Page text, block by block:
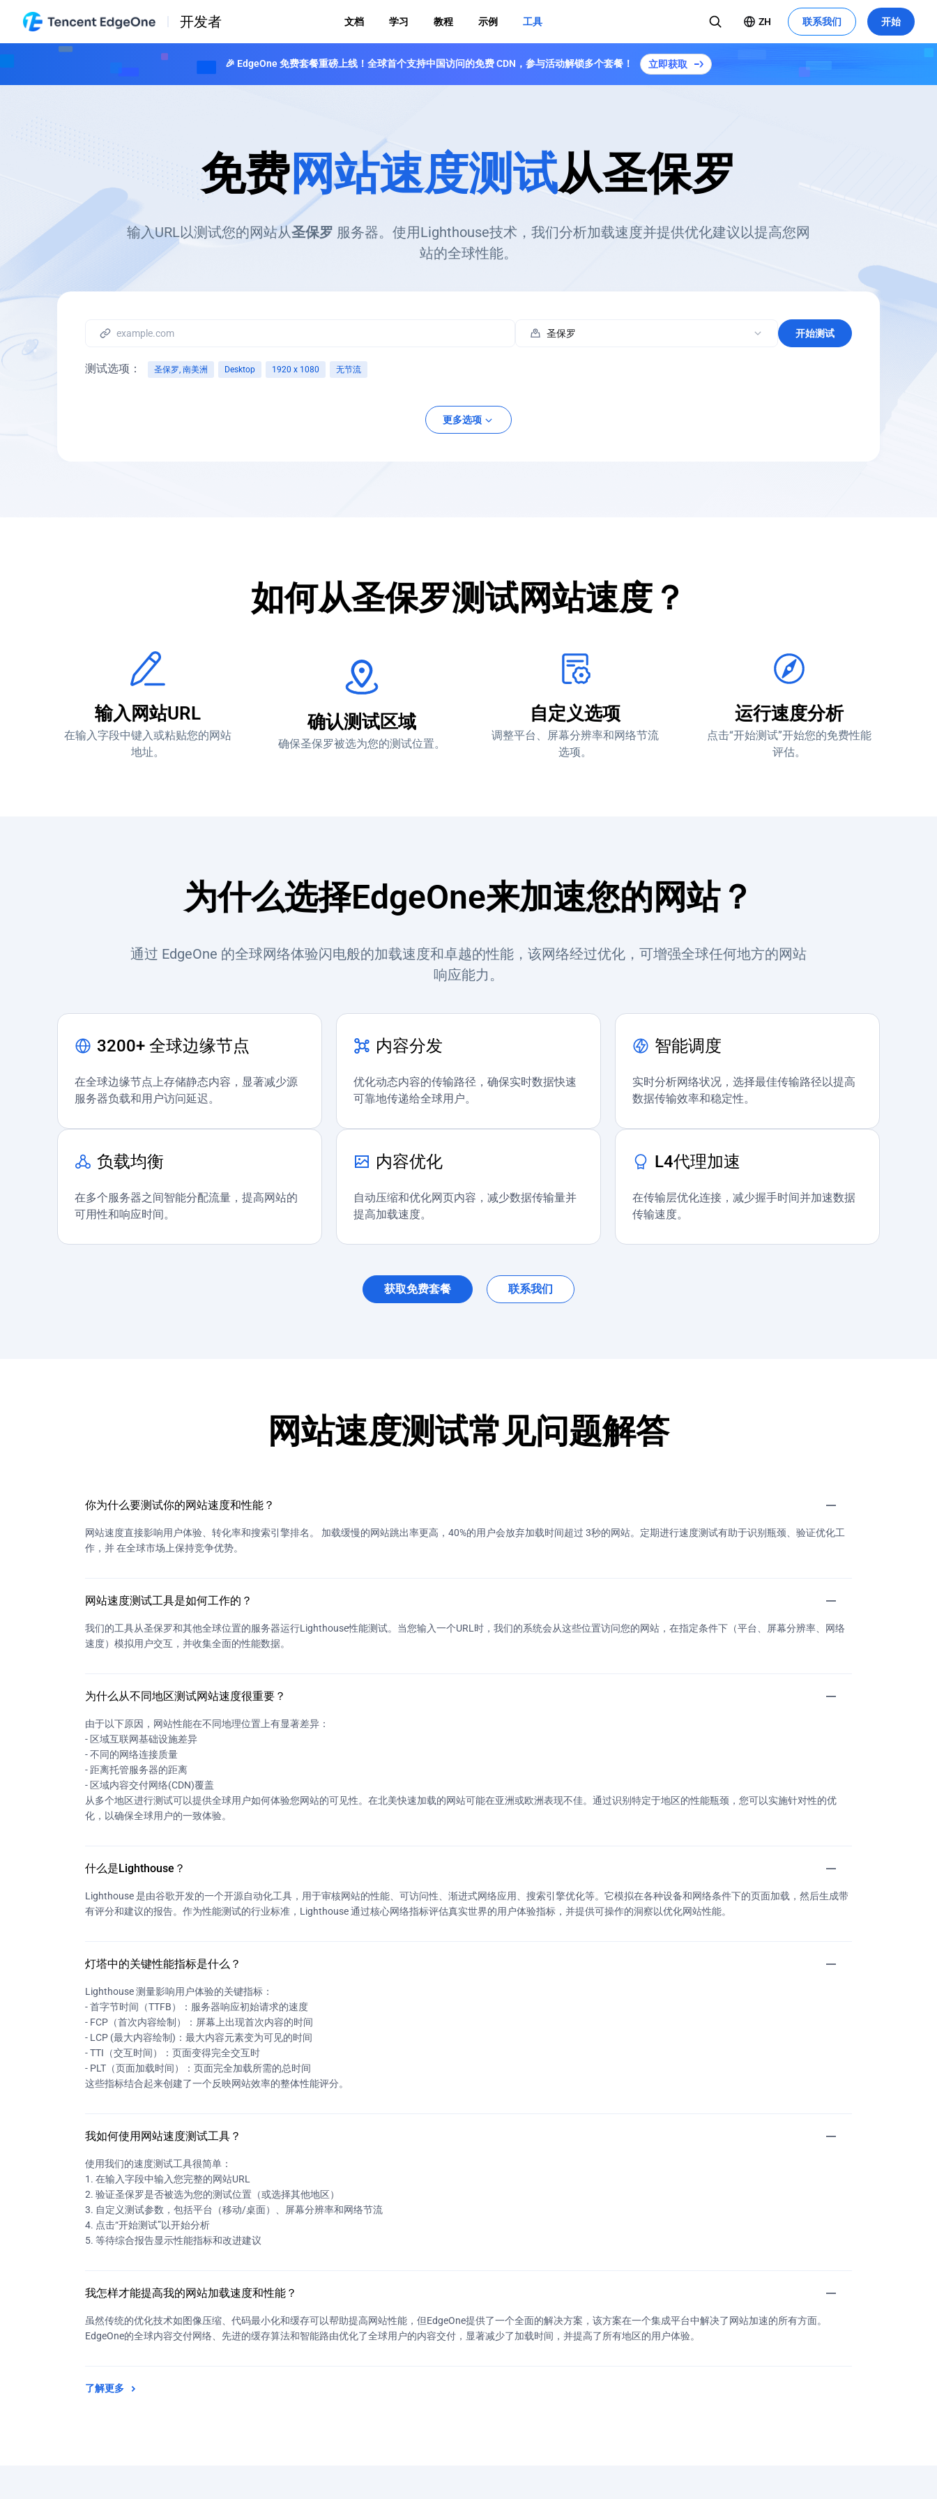
开发者 文档 学习 教程 示例 工具 ZH 联系我们 开始
🎉 EdgeOne 免费套餐重磅上线！全球首个支持中国访问的免费 CDN，参与活动解锁多个套餐！ 立即获取
免费网站速度测试从圣保罗
输入URL以测试您的网站从圣保罗 服务器。使用Lighthouse技术，我们分析加载速度并提供优化建议以提高您网
站的全球性能。
开始测试
测试选项： 圣保罗, 南美洲 Desktop 1920 x 1080 无节流
移动设备更多选项
如何从圣保罗测试网站速度？
输入网站URL
在输入字段中键入或粘贴您的网站
地址。
确认测试区域
确保圣保罗被选为您的测试位置。
自定义选项
调整平台、屏幕分辨率和网络节流
选项。
运行速度分析
点击“开始测试”开始您的免费性能
评估。
为什么选择EdgeOne来加速您的网站？
通过 EdgeOne 的全球网络体验闪电般的加载速度和卓越的性能，该网络经过优化，可增强全球任何地方的网站
响应能力。
3200+ 全球边缘节点
在全球边缘节点上存储静态内容，显著减少源
服务器负载和用户访问延迟。
内容分发
优化动态内容的传输路径，确保实时数据快速
可靠地传递给全球用户。
智能调度
实时分析网络状况，选择最佳传输路径以提高
数据传输效率和稳定性。
负载均衡
在多个服务器之间智能分配流量，提高网站的
可用性和响应时间。
内容优化
自动压缩和优化网页内容，减少数据传输量并
提高加载速度。
L4代理加速
在传输层优化连接，减少握手时间并加速数据
传输速度。
获取免费套餐 联系我们
网站速度测试常见问题解答
你为什么要测试你的网站速度和性能？
网站速度直接影响用户体验、转化率和搜索引擎排名。 加载缓慢的网站跳出率更高，40%的用户会放弃加载时间超过 3秒的网站。定期进行速度测试有助于识别瓶颈、验证优化工
作，并 在全球市场上保持竞争优势。
网站速度测试工具是如何工作的？
我们的工具从圣保罗和其他全球位置的服务器运行Lighthouse性能测试。当您输入一个URL时，我们的系统会从这些位置访问您的网站，在指定条件下（平台、屏幕分辨率、网络
速度）模拟用户交互，并收集全面的性能数据。
为什么从不同地区测试网站速度很重要？
由于以下原因，网站性能在不同地理位置上有显著差异：
- 区域互联网基础设施差异
- 不同的网络连接质量
- 距离托管服务器的距离
- 区域内容交付网络(CDN)覆盖
从多个地区进行测试可以提供全球用户如何体验您网站的可见性。在北美快速加载的网站可能在亚洲或欧洲表现不佳。通过识别特定于地区的性能瓶颈，您可以实施针对性的优
化，以确保全球用户的一致体验。
什么是Lighthouse？
Lighthouse 是由谷歌开发的一个开源自动化工具，用于审核网站的性能、可访问性、渐进式网络应用、搜索引擎优化等。它模拟在各种设备和网络条件下的页面加载，然后生成带
有评分和建议的报告。作为性能测试的行业标准，Lighthouse 通过核心网络指标评估真实世界的用户体验指标，并提供可操作的洞察以优化网站性能。
灯塔中的关键性能指标是什么？
Lighthouse 测量影响用户体验的关键指标：
- 首字节时间（TTFB）：服务器响应初始请求的速度
- FCP（首次内容绘制）：屏幕上出现首次内容的时间
- LCP (最大内容绘制)：最大内容元素变为可见的时间
- TTI（交互时间）：页面变得完全交互时
- PLT（页面加载时间）：页面完全加载所需的总时间
这些指标结合起来创建了一个反映网站效率的整体性能评分。
我如何使用网站速度测试工具？
使用我们的速度测试工具很简单：
1. 在输入字段中输入您完整的网站URL
2. 验证圣保罗是否被选为您的测试位置（或选择其他地区）
3. 自定义测试参数，包括平台（移动/桌面）、屏幕分辨率和网络节流
4. 点击“开始测试”以开始分析
5. 等待综合报告显示性能指标和改进建议
我怎样才能提高我的网站加载速度和性能？
虽然传统的优化技术如图像压缩、代码最小化和缓存可以帮助提高网站性能，但EdgeOne提供了一个全面的解决方案，该方案在一个集成平台中解决了网站加速的所有方面。
EdgeOne的全球内容交付网络、先进的缓存算法和智能路由优化了全球用户的内容交付，显著减少了加载时间，并提高了所有地区的用户体验。
了解更多